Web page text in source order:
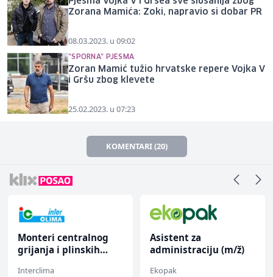
Zorana Mamića: Zoki, napravio si dobar PR
08.03.2023. u 09:02
"SPORNA" PJESMA
Zoran Mamić tužio hrvatske repere Vojka V
i Gršu zbog klevete
25.02.2023. u 07:23
KOMENTARI (20)
Monteri centralnog
grijanja i plinskih
Interclima
Asistent za
administraciju (m/ž)
Ekopak